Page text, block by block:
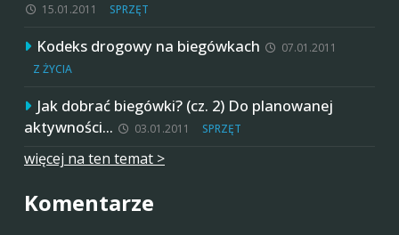
15.01.2011 SPRZĘT
Kodeks drogowy na biegówkach
07.01.2011
Z ŻYCIA
Jak dobrać biegówki? (cz. 2) Do planowanej
aktywności…
03.01.2011 SPRZĘT
więcej na ten temat >
Komentarze